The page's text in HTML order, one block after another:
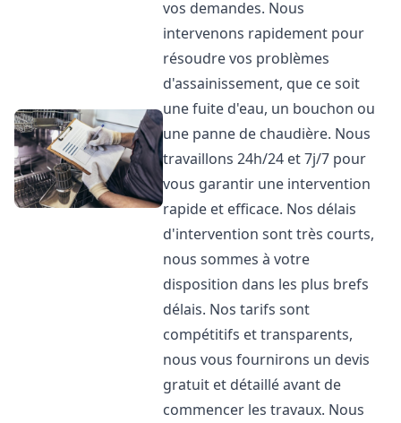
vos demandes. Nous
intervenons rapidement pour
résoudre vos problèmes
d'assainissement, que ce soit
une fuite d'eau, un bouchon ou
une panne de chaudière. Nous
travaillons 24h/24 et 7j/7 pour
vous garantir une intervention
rapide et efficace. Nos délais
d'intervention sont très courts,
nous sommes à votre
disposition dans les plus brefs
délais. Nos tarifs sont
compétitifs et transparents,
nous vous fournirons un devis
gratuit et détaillé avant de
commencer les travaux. Nous